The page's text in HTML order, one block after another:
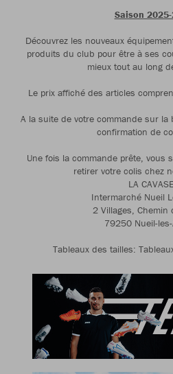
Saison
Découvrez les nouveaux
produits du club pour être à ses
mieux tout au long
Le prix affiché des articles
A la suite de votre commande sur
confirmation de
Une fois la commande prête, vous
retirer votre colis chez
LA
Intermarché Nueil
2 Villages, Chemin
79250 Nueil-
Tableaux des tailles: